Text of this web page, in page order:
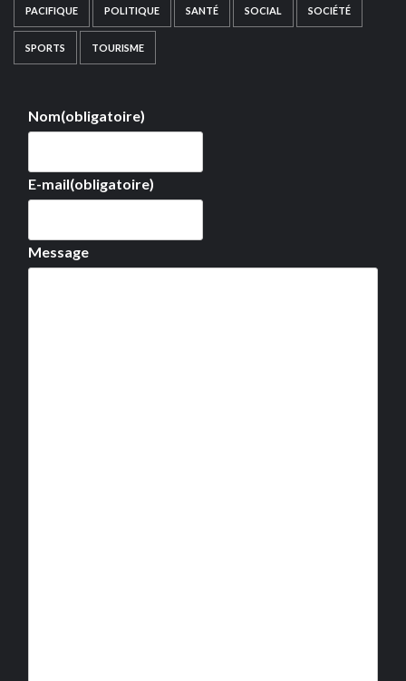
PACIFIQUE POLITIQUE SANTÉ SOCIAL SOCIÉTÉ
SPORTS TOURISME
Nom(obligatoire)
E-mail(obligatoire)
Message